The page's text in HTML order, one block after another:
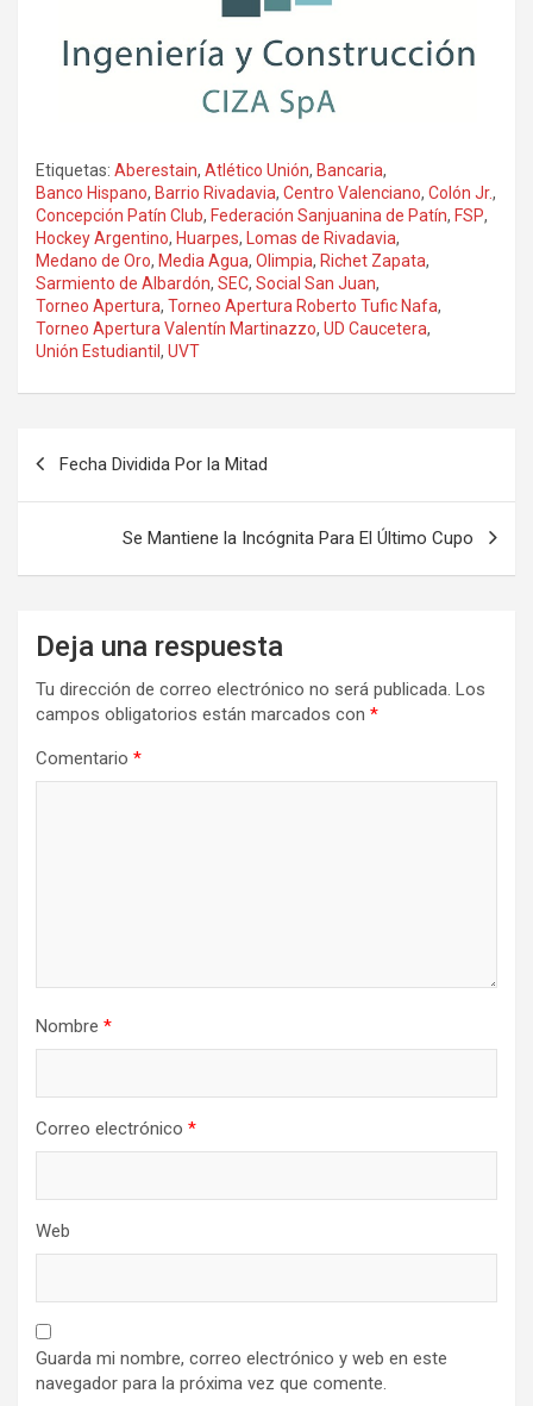
Etiquetas: Aberestain, Atlético Unión, Bancaria,
Banco Hispano, Barrio Rivadavia, Centro Valenciano, Colón Jr.,
Concepción Patín Club, Federación Sanjuanina de Patín, FSP,
Hockey Argentino, Huarpes, Lomas de Rivadavia,
Medano de Oro, Media Agua, Olimpia, Richet Zapata,
Sarmiento de Albardón, SEC, Social San Juan,
Torneo Apertura, Torneo Apertura Roberto Tufic Nafa,
Torneo Apertura Valentín Martinazzo, UD Caucetera,
Unión Estudiantil , UVT
Fecha Dividida Por la Mitad
Se Mantiene la Incógnita Para El Último Cupo
Deja una respuesta
Tu dirección de correo electrónico no será publicada. Los
campos obligatorios están marcados con *
Comentario *
Nombre *
Correo electrónico *
Web
Guarda mi nombre, correo electrónico y web en este
navegador para la próxima vez que comente.